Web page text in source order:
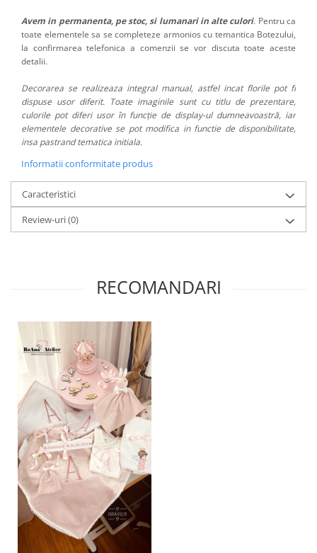
Avem in permanenta, pe stoc, si lumanari in alte culori. Pentru ca
toate elementele sa se completeze armonios cu temantica Botezului,
la confirmarea telefonica a comenzii se vor discuta toate aceste
detalii.
Decorarea se realizeaza integral manual, astfel incat florile pot fi
dispuse usor diferit. Toate imaginile sunt cu titlu de prezentare,
culorile pot diferi usor în funcție de display-ul dumneavoastră, iar
elementele decorative se pot modifica in functie de disponibilitate,
insa pastrand tematica initiala.
Informatii conformitate produs
Caracteristici
Review-uri(0)
RECOMANDARI